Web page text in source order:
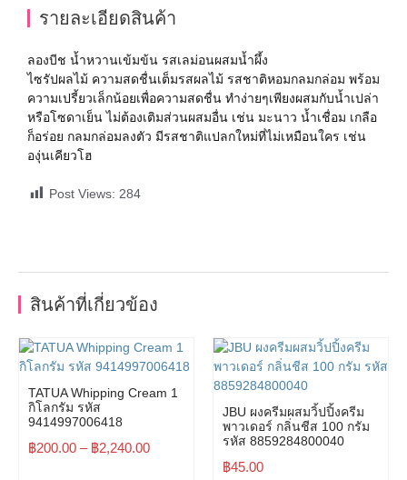
รายละเอียดสินค้า
ลองบีช น้ำหวานเข้มข้น รสเลม่อนผสมน้ำผึ้ง
ไซรัปผลไม้ ความสดชื่นเต็มรสผลไม้ รสชาติหอมกลมกล่อม พร้อม
ความเปรี้ยวเล็กน้อยเพื่อความสดชื่น ทำง่ายๆเพียงผสมกับน้ำเปล่า
หรือโซดาเย็น ไม่ต้องเติมส่วนผสมอื่น เช่น มะนาว น้ำเชื่อม เกลือ
ก็อร่อย กลมกล่อมลงตัว มีรสชาติแปลกใหม่ที่ไม่เหมือนใคร เช่น
องุ่นเคียวโฮ
Post Views: 284
สินค้าที่เกี่ยวข้อง
TATUA Whipping Cream 1
กิโลกรัม รหัส
9414997006418
฿200.00 – ฿2,240.00
JBU ผงครีมผสมวิ้ปปิ้งครีม
พาวเดอร์ กลิ่นชีส 100 กรัม
รหัส 8859284800040
฿45.00